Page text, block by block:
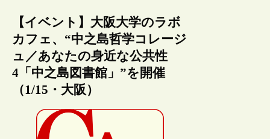
【イベント】大阪大学のラボ
カフェ、“中之島哲学コレージ
ュ／あなたの身近な公共性
4「中之島図書館」”を開催
（1/15・大阪）